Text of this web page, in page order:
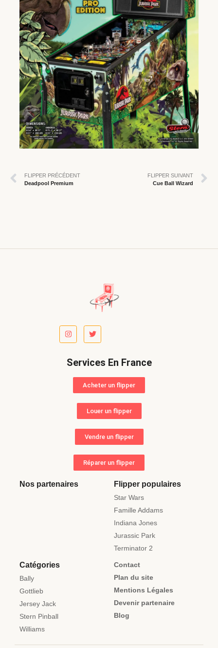
FLIPPER PRÉCÉDENT
Deadpool Premium
FLIPPER SUIVANT
Cue Ball Wizard
Services En France
Acheter un flipper
Louer un flipper
Vendre un flipper
Réparer un flipper
Nos partenaires Flipper populaires
Star Wars
Famille Addams
Indiana Jones
Jurassic Park
Terminator 2
Catégories
Bally
Gottlieb
Jersey Jack
Stern Pinball
Williams
Contact
Plan du site
Mentions Légales
Devenir partenaire
Blog